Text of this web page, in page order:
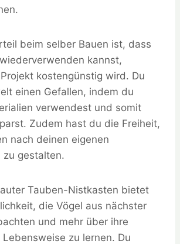
beim selber Bauen ist, dass
kannst,
kostengünstig wird. Du
einen Gefallen, indem du
verwendest und somit
Zudem hast du die Freiheit,
nach deinen eigenen
zu gestalten.
Tauben-Nistkasten bietet
die Vögel aus nächster
und mehr über ihre
zu lernen. Du